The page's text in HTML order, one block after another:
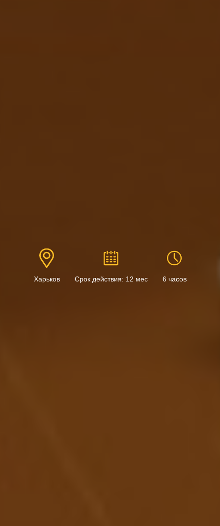
Харьков Срок действия: 12 мес 6 часов